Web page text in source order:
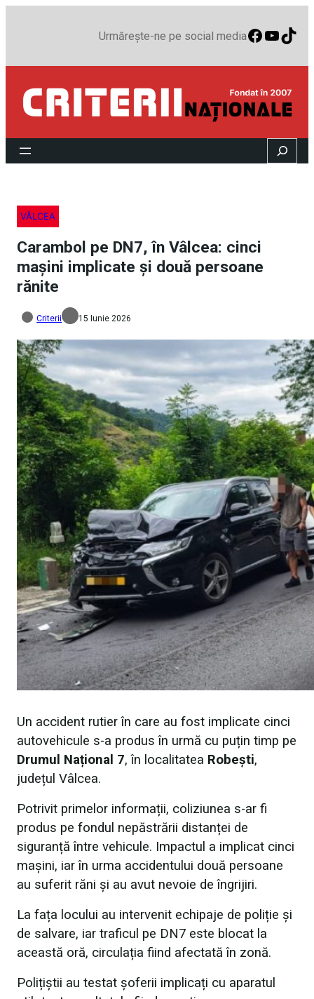
Urmărește-ne pe social media
Search
VÂLCEA
Carambol pe DN7, în Vâlcea: cinci
mașini implicate și două persoane
rănite
Criterii 15 Iunie 2026
Un accident rutier în care au fost implicate cinci
autovehicule s-a produs în urmă cu puțin timp pe
Drumul Național 7, în localitatea Robești,
județul Vâlcea.
Potrivit primelor informații, coliziunea s-ar fi
produs pe fondul nepăstrării distanței de
siguranță între vehicule. Impactul a implicat cinci
mașini, iar în urma accidentului două persoane
au suferit răni și au avut nevoie de îngrijiri.
La fața locului au intervenit echipaje de poliție și
de salvare, iar traficul pe DN7 este blocat la
această oră, circulația fiind afectată în zonă.
Polițiștii au testat șoferii implicați cu aparatul